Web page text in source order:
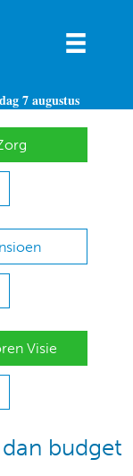
7 augustus
Visie
budget